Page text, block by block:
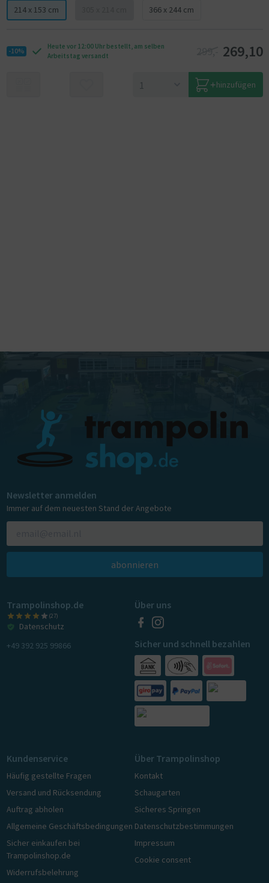
214 x 153 cm 366 x 244 cm
-10%
Heute vor 12:00 Uhr bestellt, am selben
Arbeitstag versandt
269,10
hinzufügen
Newsletter anmelden
Immer auf dem neuesten Stand der Angebote
abonnieren
Trampolinshop.de
(27)
Datenschutz
+49 392 925 99866
Über uns
Sicher und schnell bezahlen
Kundenservice
Häufig gestellte Fragen
Versand und Rücksendung
Auftrag abholen
Allgemeine Geschäftsbedingungen
Sicher einkaufen bei
Trampolinshop.de
Widerrufsbelehrung
Über Trampolinshop
Kontakt
Schaugarten
Sicheres Springen
Datenschutzbestimmungen
Impressum
Cookie consent